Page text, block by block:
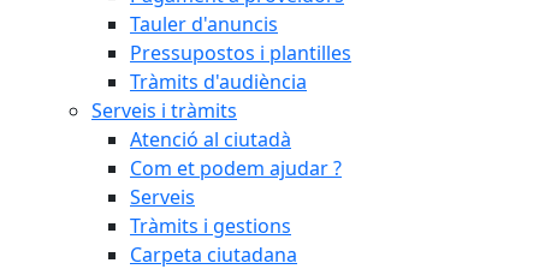
Tauler d'anuncis
Pressupostos i plantilles
Tràmits d'audiència
Serveis i tràmits
Atenció al ciutadà
Com et podem ajudar ?
Serveis
Tràmits i gestions
Carpeta ciutadana